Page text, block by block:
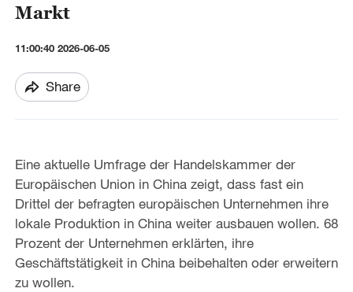
Markt
11:00:40 2026-06-05
Share
Eine aktuelle Umfrage der Handelskammer der
Europäischen Union in China zeigt, dass fast ein
Drittel der befragten europäischen Unternehmen ihre
lokale Produktion in China weiter ausbauen wollen. 68
Prozent der Unternehmen erklärten, ihre
Geschäftstätigkeit in China beibehalten oder erweitern
zu wollen.